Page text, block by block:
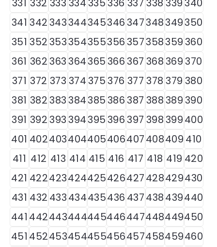
331 332 333 334335336 337 338 339340
341 342343344345346347348349350
351 352353354355356357358359360
361 362363364365366367 368369370
371 372 373 374375376 377 378 379 380
381 382383384385386387 388389390
391 392393394395396397 398399400
401 402403404405406407408409 410
411 412 413 414 415 416 417 418 419 420
421 422423424425426427428429430
431 432 433434435436 437438439440
441 442443444445446447448449450
451 452453454455456457458459460